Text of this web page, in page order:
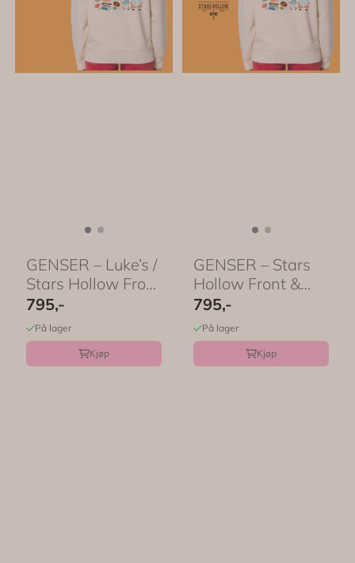
GENSER – Luke’s /
Stars Hollow Front
& Back ...
795,-
På lager
Kjøp
GENSER – Stars
Hollow Front &
Back – 8 farger ...
795,-
På lager
Kjøp